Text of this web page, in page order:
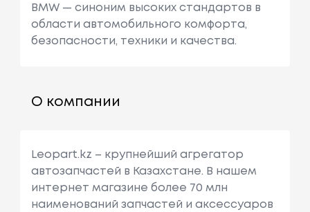
BMW — синоним высоких стандартов в
области автомобильного комфорта,
безопасности, техники и качества.
О компании
Leopart.kz – крупнейший агрегатор
автозапчастей в Казахстане. В нашем
интернет магазине более 70 млн
наименований запчастей и аксессуаров